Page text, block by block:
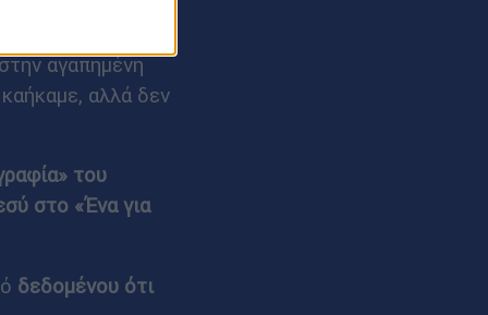
αγαπημένη
αλλά δεν
του
στο «Ένα για
δεδομένου ότι